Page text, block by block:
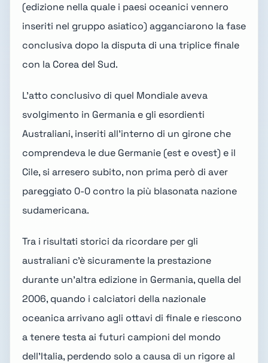
(edizione nella quale i paesi oceanici vennero
inseriti nel gruppo asiatico) agganciarono la fase
conclusiva dopo la disputa di una triplice finale
con la Corea del Sud.
L'atto conclusivo di quel Mondiale aveva
svolgimento in Germania e gli esordienti
Australiani, inseriti all'interno di un girone che
comprendeva le due Germanie (est e ovest) e il
Cile, si arresero subito, non prima però di aver
pareggiato 0-0 contro la più blasonata nazione
sudamericana.
Tra i risultati storici da ricordare per gli
australiani c'è sicuramente la prestazione
durante un'altra edizione in Germania, quella del
2006, quando i calciatori della nazionale
oceanica arrivano agli ottavi di finale e riescono
a tenere testa ai futuri campioni del mondo
dell'Italia, perdendo solo a causa di un rigore al